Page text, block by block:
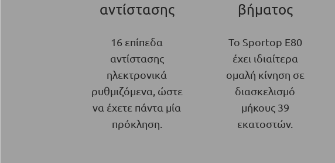
αντίστασης
16 επίπεδα
αντίστασης
ηλεκτρονικά
ρυθμιζόμενα, ώστε
να έχετε πάντα μία
πρόκληση.
βήματος
Το Sportop E80
έχει ιδιαίτερα
ομαλή κίνηση σε
διασκελισμό
μήκους 39
εκατοστών.